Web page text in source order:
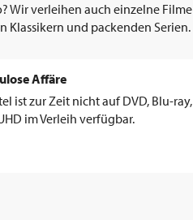
Wir verleihen auch einzelne
Klassikern und packenden Serien.
Affäre
ist zur Zeit nicht auf DVD, Blu-
im Verleih verfügbar.